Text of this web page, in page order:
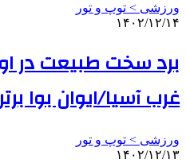
ورزشی > توپ و تور
۱۴۰۲/۱۲/۱۴
برد سخت طبیعت در
غرب آسیا/ایوان بوا
ورزشی > توپ و تور
۱۴۰۲/۱۲/۱۳